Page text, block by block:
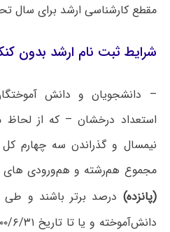
مقطع کارشناسی ارشد برای سال تحصیلی ۱۴۰۰-
شرایط ثبت نام ارشد بدون
– دانشجویان و دانش
استعداد درخشان – که از
نیمسال و گذراندن سه چهارم
مجموع هم‌رشته و هم‌ورودی های
(پانزده) درصد برتر باشند و طی حداکثر ۸
دانش‌آموخته و یا تا تاریخ ۱۴۰۰/۶/۳۱ دانش‌آموخته خواهند شد.